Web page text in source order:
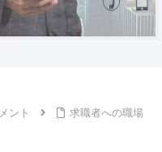
ント
求職者への職場